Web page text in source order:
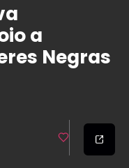
a
Negras